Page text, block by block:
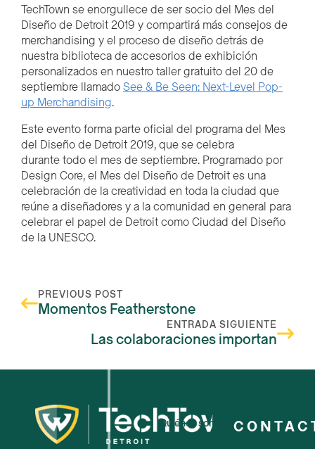
TechTown se enorgullece de ser socio del Mes del
Diseño de Detroit 2019 y compartirá más consejos de
merchandising y el proceso de diseño detrás de
nuestra biblioteca de accesorios de exhibición
personalizados en nuestro taller gratuito del 20 de
septiembre llamadoSee & Be Seen: Next-Level Pop-
up Merchandising.
Este evento forma parte oficial del programa del Mes
del Diseño de Detroit 2019, que se celebra
durante todo el mes de septiembre. Programado por
Design Core, el Mes del Diseño de Detroit es una
celebración de la creatividad en toda la ciudad que
reúne a diseñadores y a la comunidad en general para
celebrar el papel de Detroit como Ciudad del Diseño
de la UNESCO.
PREVIOUS POST
Momentos Featherstone
ENTRADA SIGUIENTE
Las colaboraciones importan
Quiénes somos